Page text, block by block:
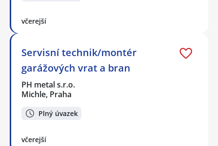
včerejší
Servisní technik/montér
garážových vrat a bran
PH metal s.r.o.
Michle, Praha
Plný úvazek
včerejší